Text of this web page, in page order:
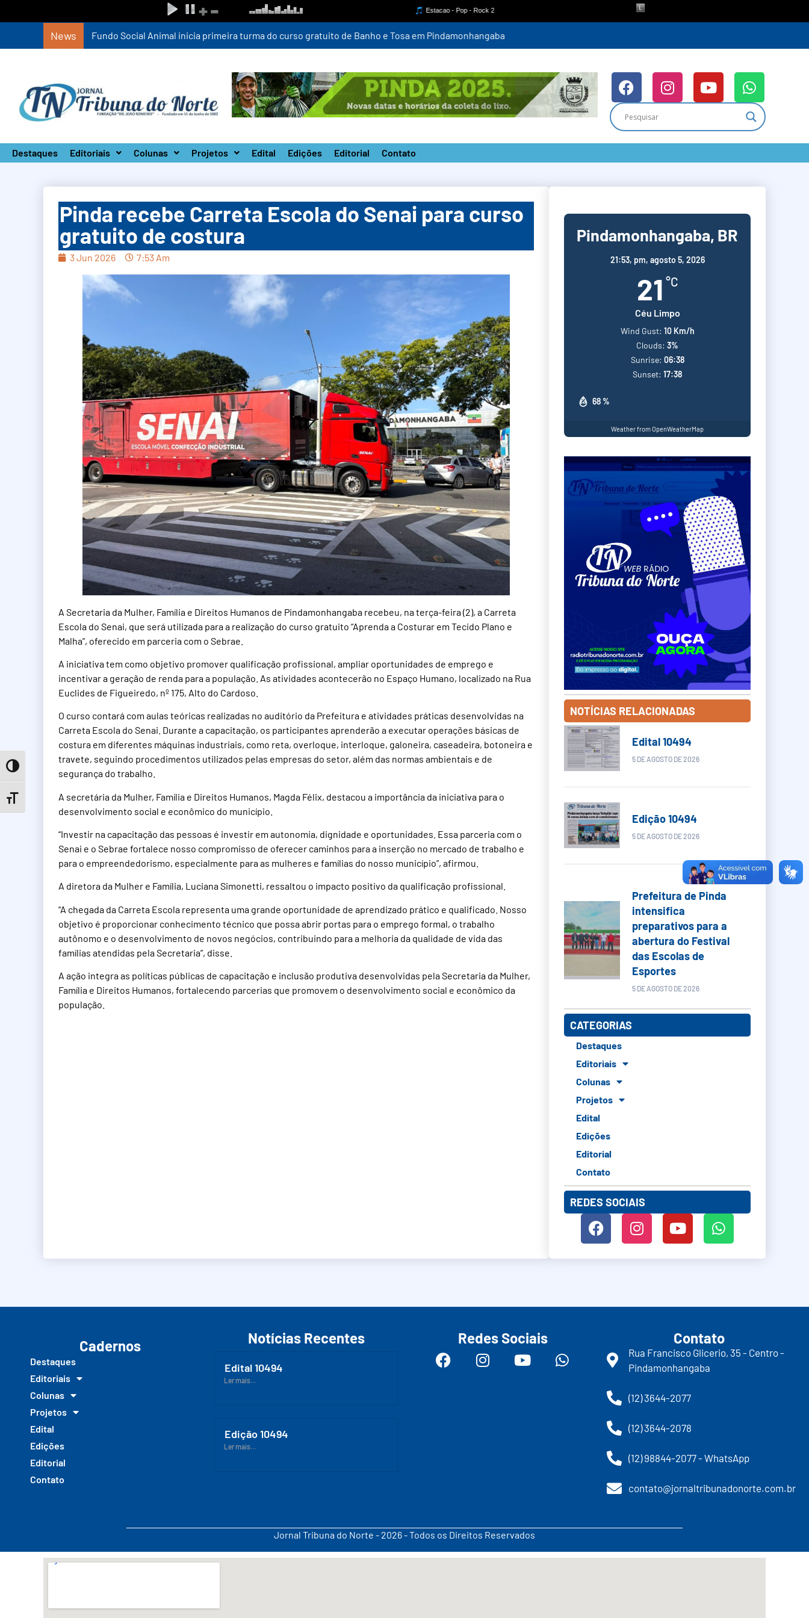
Toggle High Contrast
Toggle Font size
News Fundo Social Animal inicia primeira turma do curso gratuito de Banho e Tosa em Pindamonhangaba
Destaques Editoriais Colunas Projetos Edital Edições Editorial Contato
Pinda recebe Carreta Escola do Senai para curso
gratuito de costura
3 Jun 2026 7:53 Am
A Secretaria da Mulher, Família e Direitos Humanos de Pindamonhangaba recebeu, na terça-feira (2), a Carreta
Escola do Senai, que será utilizada para a realização do curso gratuito “Aprenda a Costurar em Tecido Plano e
Malha”, oferecido em parceria com o Sebrae.
A iniciativa tem como objetivo promover qualificação profissional, ampliar oportunidades de emprego e
incentivar a geração de renda para a população. As atividades acontecerão no Espaço Humano, localizado na Rua
Euclides de Figueiredo, nº 175, Alto do Cardoso.
O curso contará com aulas teóricas realizadas no auditório da Prefeitura e atividades práticas desenvolvidas na
Carreta Escola do Senai. Durante a capacitação, os participantes aprenderão a executar operações básicas de
costura em diferentes máquinas industriais, como reta, overloque, interloque, galoneira, caseadeira, botoneira e
travete, seguindo procedimentos utilizados pelas empresas do setor, além das normas ambientais e de
segurança do trabalho.
A secretária da Mulher, Família e Direitos Humanos, Magda Félix, destacou a importância da iniciativa para o
desenvolvimento social e econômico do município.
“Investir na capacitação das pessoas é investir em autonomia, dignidade e oportunidades. Essa parceria com o
Senai e o Sebrae fortalece nosso compromisso de oferecer caminhos para a inserção no mercado de trabalho e
para o empreendedorismo, especialmente para as mulheres e famílias do nosso município”, afirmou.
A diretora da Mulher e Família, Luciana Simonetti, ressaltou o impacto positivo da qualificação profissional.
“A chegada da Carreta Escola representa uma grande oportunidade de aprendizado prático e qualificado. Nosso
objetivo é proporcionar conhecimento técnico que possa abrir portas para o emprego formal, o trabalho
autônomo e o desenvolvimento de novos negócios, contribuindo para a melhoria da qualidade de vida das
famílias atendidas pela Secretaria”, disse.
A ação integra as políticas públicas de capacitação e inclusão produtiva desenvolvidas pela Secretaria da Mulher,
Família e Direitos Humanos, fortalecendo parcerias que promovem o desenvolvimento social e econômico da
população.
Pindamonhangaba, BR
21:53, pm, agosto 5, 2026
21 °C
Céu Limpo
68 %
Wind Gust: 10 Km/h
Clouds: 3%
Sunrise: 06:38
Sunset: 17:38
Weather from OpenWeatherMap
NOTÍCIAS RELACIONADAS
Edital 10494
5 DE AGOSTO DE 2026
Edição 10494
5 DE AGOSTO DE 2026
Prefeitura de Pinda
intensifica
preparativos para a
abertura do Festival
das Escolas de
Esportes
5 DE AGOSTO DE 2026
CATEGORIAS
Destaques
Editoriais
Colunas
Projetos
Edital
Edições
Editorial
Contato
REDES SOCIAIS
Cadernos
Destaques
Editoriais
Colunas
Projetos
Edital
Edições
Editorial
Contato
Notícias Recentes
Edital 10494
Ler mais...
Edição 10494
Ler mais...
Redes Sociais Contato
Rua Francisco Glicerio, 35 - Centro -
Pindamonhangaba
(12) 3644-2077
(12) 3644-2078
(12) 98844-2077 - WhatsApp
contato@jornaltribunadonorte.com.br
Jornal Tribuna do Norte - 2026 - Todos os Direitos Reservados